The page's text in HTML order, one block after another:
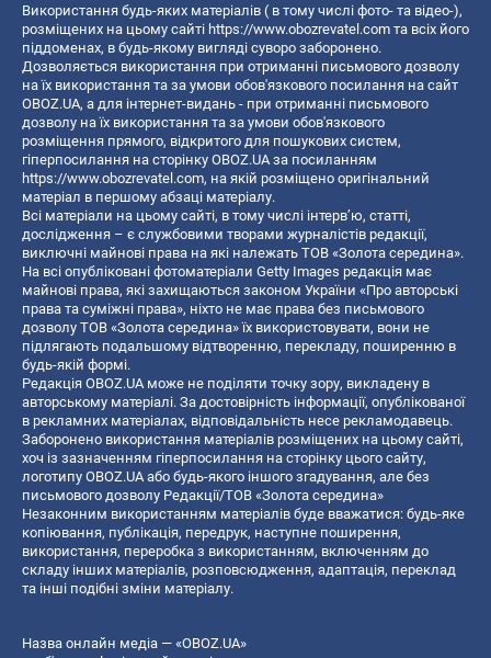
Використання будь-яких матеріалів ( в тому числі фото- та відео-),
розміщених на цьому сайті https://www.obozrevatel.com та всіх його
піддоменах, в будь-якому вигляді суворо заборонено.
Дозволяється використання при отриманні письмового дозволу
на їх використання та за умови обов'язкового посилання на сайт
OBOZ.UA, а для інтернет-видань - при отриманні письмового
дозволу на їх використання та за умови обов'язкового
розміщення прямого, відкритого для пошукових систем,
гіперпосилання на сторінку OBOZ.UA за посиланням
https://www.obozrevatel.com, на якій розміщено оригінальний
матеріал в першому абзаці матеріалу.
Всі матеріали на цьому сайті, в тому числі інтерв’ю, статті,
дослідження – є службовими творами журналістів редакції,
виключні майнові права на які належать ТОВ «Золота середина».
На всі опубліковані фотоматеріали Getty Images редакція має
майнові права, які захищаються законом України «Про авторські
права та суміжні права», ніхто не має права без письмового
дозволу ТОВ «Золота середина» їх використовувати, вони не
підлягають подальшому відтворенню, перекладу, поширенню в
будь-якій формі.
Редакція OBOZ.UA може не поділяти точку зору, викладену в
авторському матеріалі. За достовірність інформації, опублікованої
в рекламних матеріалах, відповідальність несе рекламодавець.
Заборонено використання матеріалів розміщених на цьому сайті,
хоч із зазначенням гіперпосилання на сторінку цього сайту,
логотипу OBOZ.UA або будь-якого іншого згадування, але без
письмового дозволу Редакції/ТОВ «Золота середина»
Незаконним використанням матеріалів буде вважатися: будь-яке
копiювання, публiкацiя, передрук, наступне поширення,
використання, переробка з використанням, включенням до
складу інших матеріалів, розповсюдження, адаптація, переклад
та інші подібні зміни матеріалу.
Назва онлайн медіа — «OBOZ.UA»